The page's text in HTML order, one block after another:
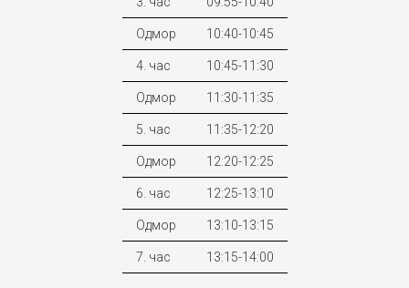
Одмор 10:40-10:45
4. час 10:45-11:30
Одмор 11:30-11:35
5. час 11:35-12:20
Одмор 12:20-12:25
6. час 12:25-13:10
Одмор 13:10-13:15
7. час 13:15-14:00